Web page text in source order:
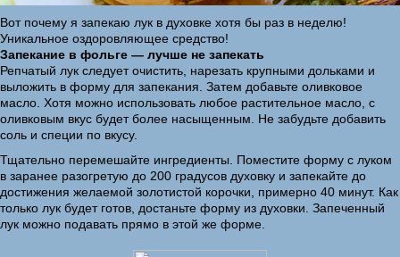
Вот почему я запекаю лук в духовке хотя бы раз в неделю!
Уникальное оздоровляющее средство!
Запекание в фольге — лучше не запекать
Репчатый лук следует очистить, нарезать крупными дольками и
выложить в форму для запекания. Затем добавьте оливковое
масло. Хотя можно использовать любое растительное масло, с
оливковым вкус будет более насыщенным. Не забудьте добавить
соль и специи по вкусу.
Тщательно перемешайте ингредиенты. Поместите форму с луком
в заранее разогретую до 200 градусов духовку и запекайте до
достижения желаемой золотистой корочки, примерно 40 минут. Как
только лук будет готов, достаньте форму из духовки. Запеченный
лук можно подавать прямо в этой же форме.